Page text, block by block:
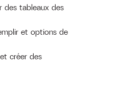
des tableaux des
et options de
créer des